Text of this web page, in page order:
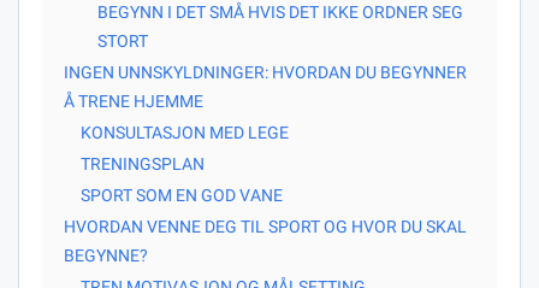
BEGYNN I DET SMÅ HVIS DET IKKE ORDNER SEG
STORT
INGEN UNNSKYLDNINGER: HVORDAN DU BEGYNNER
Å TRENE HJEMME
KONSULTASJON MED LEGE
TRENINGSPLAN
SPORT SOM EN GOD VANE
HVORDAN VENNE DEG TIL SPORT OG HVOR DU SKAL
BEGYNNE?